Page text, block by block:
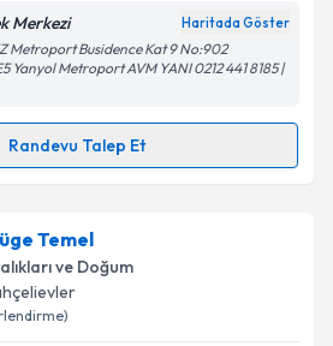
işlenmesine ilişkin
kabul ediyorum.
Merkezi Haritada Göster
Metroport Busidence Kat 9 No:902
Yanyol Metroport AVM YANI 0212 441 8185 |
Randevu Talep Et
Talebi
için randevu takvimi talebi
uzmandan randevu almanız için bir
e-posta ile bilgilendireceğiz.
Temel
ve Doğum